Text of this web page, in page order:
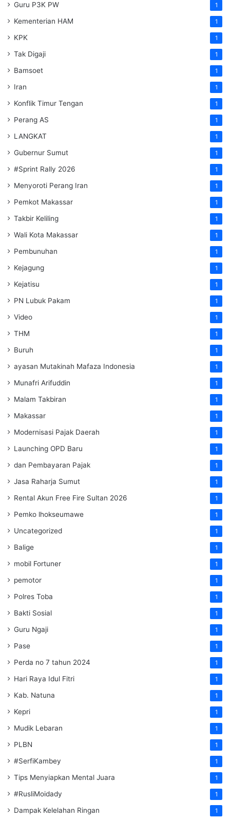
Guru P3K PW 1
Kementerian HAM 1
KPK 1
Tak Digaji 1
Bamsoet 1
Iran 1
Konflik Timur Tengan 1
Perang AS 1
LANGKAT 1
Gubernur Sumut 1
#Sprint Rally 2026 1
Menyoroti Perang Iran 1
Pemkot Makassar 1
Takbir Keliling 1
Wali Kota Makassar 1
Pembunuhan 1
Kejagung 1
Kejatisu 1
PN Lubuk Pakam 1
Video 1
THM 1
Buruh 1
ayasan Mutakinah Mafaza Indonesia 1
Munafri Arifuddin 1
Malam Takbiran 1
Makassar 1
Modernisasi Pajak Daerah 1
Launching OPD Baru 1
dan Pembayaran Pajak 1
Jasa Raharja Sumut 1
Rental Akun Free Fire Sultan 2026 1
Pemko lhokseumawe 1
Uncategorized 1
Balige 1
mobil Fortuner 1
pemotor 1
Polres Toba 1
Bakti Sosial 1
Guru Ngaji 1
Pase 1
Perda no 7 tahun 2024 1
Hari Raya Idul Fitri 1
Kab. Natuna 1
Kepri 1
Mudik Lebaran 1
PLBN 1
#SerfiKambey 1
Tips Menyiapkan Mental Juara 1
#RusliMoidady 1
Dampak Kelelahan Ringan 1